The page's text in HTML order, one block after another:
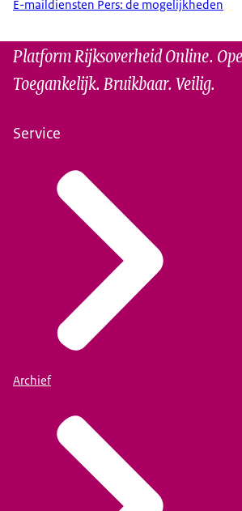
E-maildiensten Pers: de mogelijkheden
Platform Rijksoverheid Online.
Toegankelijk. Bruikbaar. Veilig.
Service
Archief